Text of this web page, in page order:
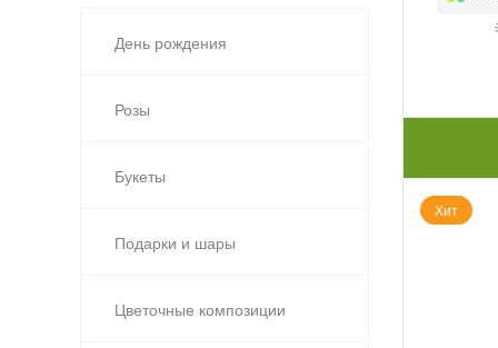
День рождения
Розы
Букеты
Подарки и шары
Цветочные композиции
Хит